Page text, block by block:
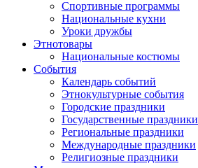
Спортивные программы
Национальные кухни
Уроки дружбы
Этнотовары
Национальные костюмы
События
Календарь событий
Этнокультурные события
Городские праздники
Государственные праздники
Региональные праздники
Международные праздники
Религиозные праздники